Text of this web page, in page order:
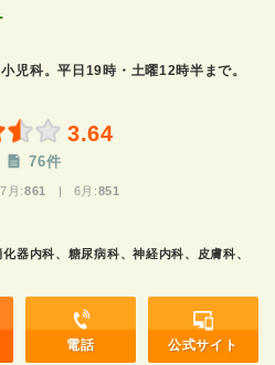
児科。平日19時・土曜12時半まで。
3.64
76件
月:861 | 6月:851
器内科、糖尿病科、神経内科、皮膚科、
電話 公式サイト